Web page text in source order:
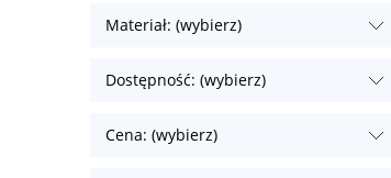
Materiał: (wybierz)
Dostępność: (wybierz)
Cena: (wybierz)